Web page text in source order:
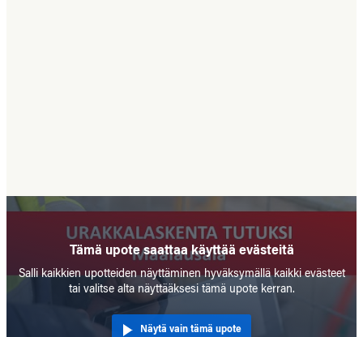
Tämä upote saattaa käyttää evästeitä
Salli kaikkien upotteiden näyttäminen hyväksymällä kaikki evästeet
tai valitse alta näyttääksesi tämä upote kerran.
Näytä vain tämä upote